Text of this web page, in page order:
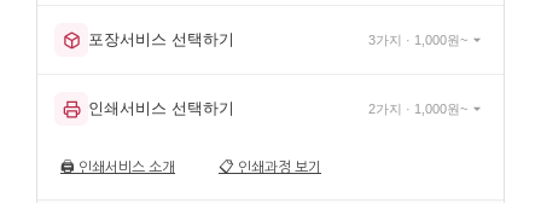
포장서비스 선택하기 3가지 · 1,000원~
인쇄서비스 선택하기 2가지 · 1,000원~
🖨️ 인쇄서비스 소개 📋 인쇄과정 보기